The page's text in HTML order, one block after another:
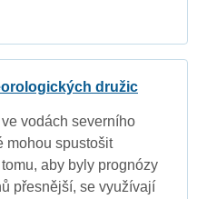
družic
vodách severního
mohou spustošit
aby byly prognózy
přesnější, se využívají